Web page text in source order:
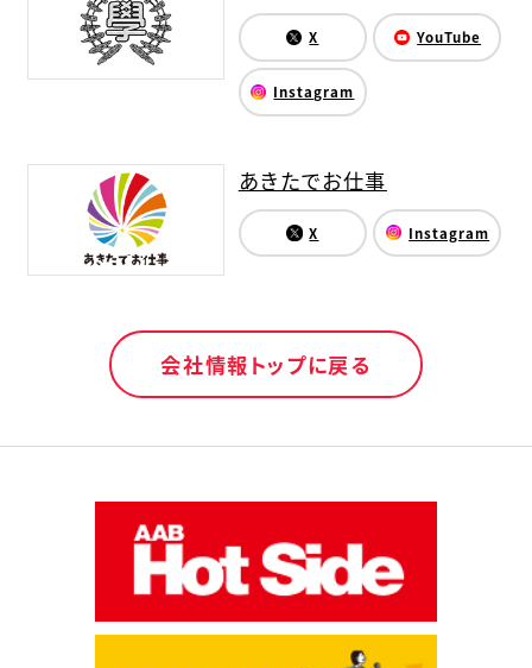
X YouTube
Instagram
あきたでお仕事
X Instagram
会社情報トップに戻る